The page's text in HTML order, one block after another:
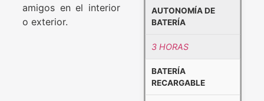
amigos en el interior
o exterior.
AUTONOMÍA DE
BATERÍA
3 HORAS
BATERÍA
RECARGABLE